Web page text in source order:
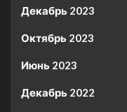
Декабрь 2023
Октябрь 2023
Июнь 2023
Декабрь 2022